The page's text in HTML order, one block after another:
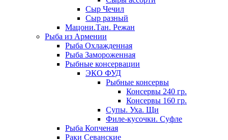
Сыр Чечил
Сыр разный
Мацони.Тан. Режан
Рыба из Армении
Рыба Охлажденная
Рыба Замороженная
Рыбные консервации
ЭКО ФУД
Рыбные консервы
Консервы 240 гр.
Консервы 160 гр.
Супы. Уха. Щи
Филе-кусочки. Суфле
Рыба Копченая
Раки Севанские